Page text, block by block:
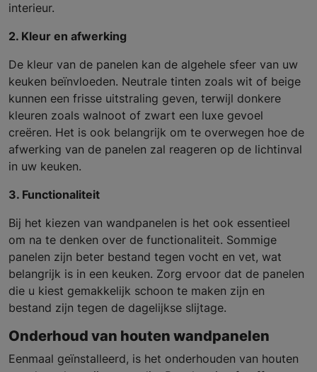
interieur.
2. Kleur en afwerking
De kleur van de panelen kan de algehele sfeer van uw
keuken beïnvloeden. Neutrale tinten zoals wit of beige
kunnen een frisse uitstraling geven, terwijl donkere
kleuren zoals walnoot of zwart een luxe gevoel
creëren. Het is ook belangrijk om te overwegen hoe de
afwerking van de panelen zal reageren op de lichtinval
in uw keuken.
3. Functionaliteit
Bij het kiezen van wandpanelen is het ook essentieel
om na te denken over de functionaliteit. Sommige
panelen zijn beter bestand tegen vocht en vet, wat
belangrijk is in een keuken. Zorg ervoor dat de panelen
die u kiest gemakkelijk schoon te maken zijn en
bestand zijn tegen de dagelijkse slijtage.
Onderhoud van houten wandpanelen
Eenmaal geïnstalleerd, is het onderhouden van houten